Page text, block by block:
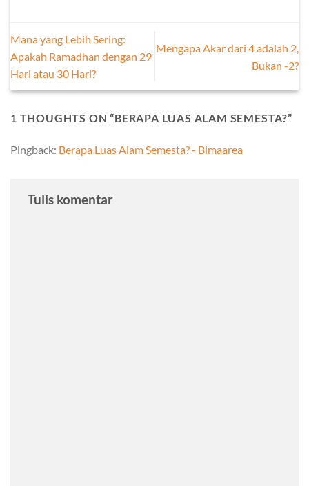
Mana yang Lebih Sering:
Apakah Ramadhan dengan 29
Hari atau 30 Hari?
Mengapa Akar dari 4 adalah 2,
Bukan -2?
1 THOUGHTS ON “BERAPA LUAS ALAM SEMESTA?”
Pingback: Berapa Luas Alam Semesta? - Bimaarea
Tulis komentar